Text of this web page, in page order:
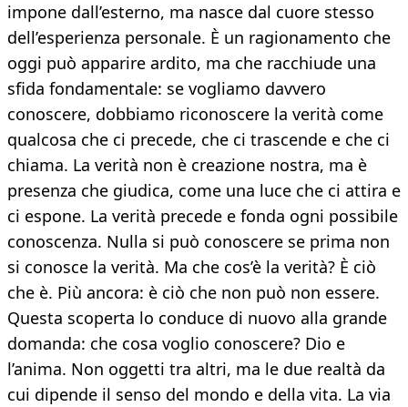
impone dall’esterno, ma nasce dal cuore stesso
dell’esperienza personale. È un ragionamento che
oggi può apparire ardito, ma che racchiude una
sfida fondamentale: se vogliamo davvero
conoscere, dobbiamo riconoscere la verità come
qualcosa che ci precede, che ci trascende e che ci
chiama. La verità non è creazione nostra, ma è
presenza che giudica, come una luce che ci attira e
ci espone. La verità precede e fonda ogni possibile
conoscenza. Nulla si può conoscere se prima non
si conosce la verità. Ma che cos’è la verità? È ciò
che è. Più ancora: è ciò che non può non essere.
Questa scoperta lo conduce di nuovo alla grande
domanda: che cosa voglio conoscere? Dio e
l’anima. Non oggetti tra altri, ma le due realtà da
cui dipende il senso del mondo e della vita. La via